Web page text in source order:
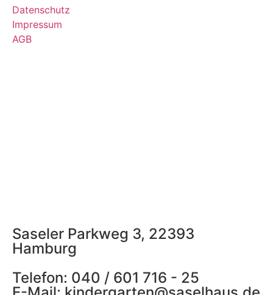
Datenschutz
Impressum
AGB
Saseler Parkweg 3, 22393
Hamburg
Telefon: 040 / 601 716 - 25